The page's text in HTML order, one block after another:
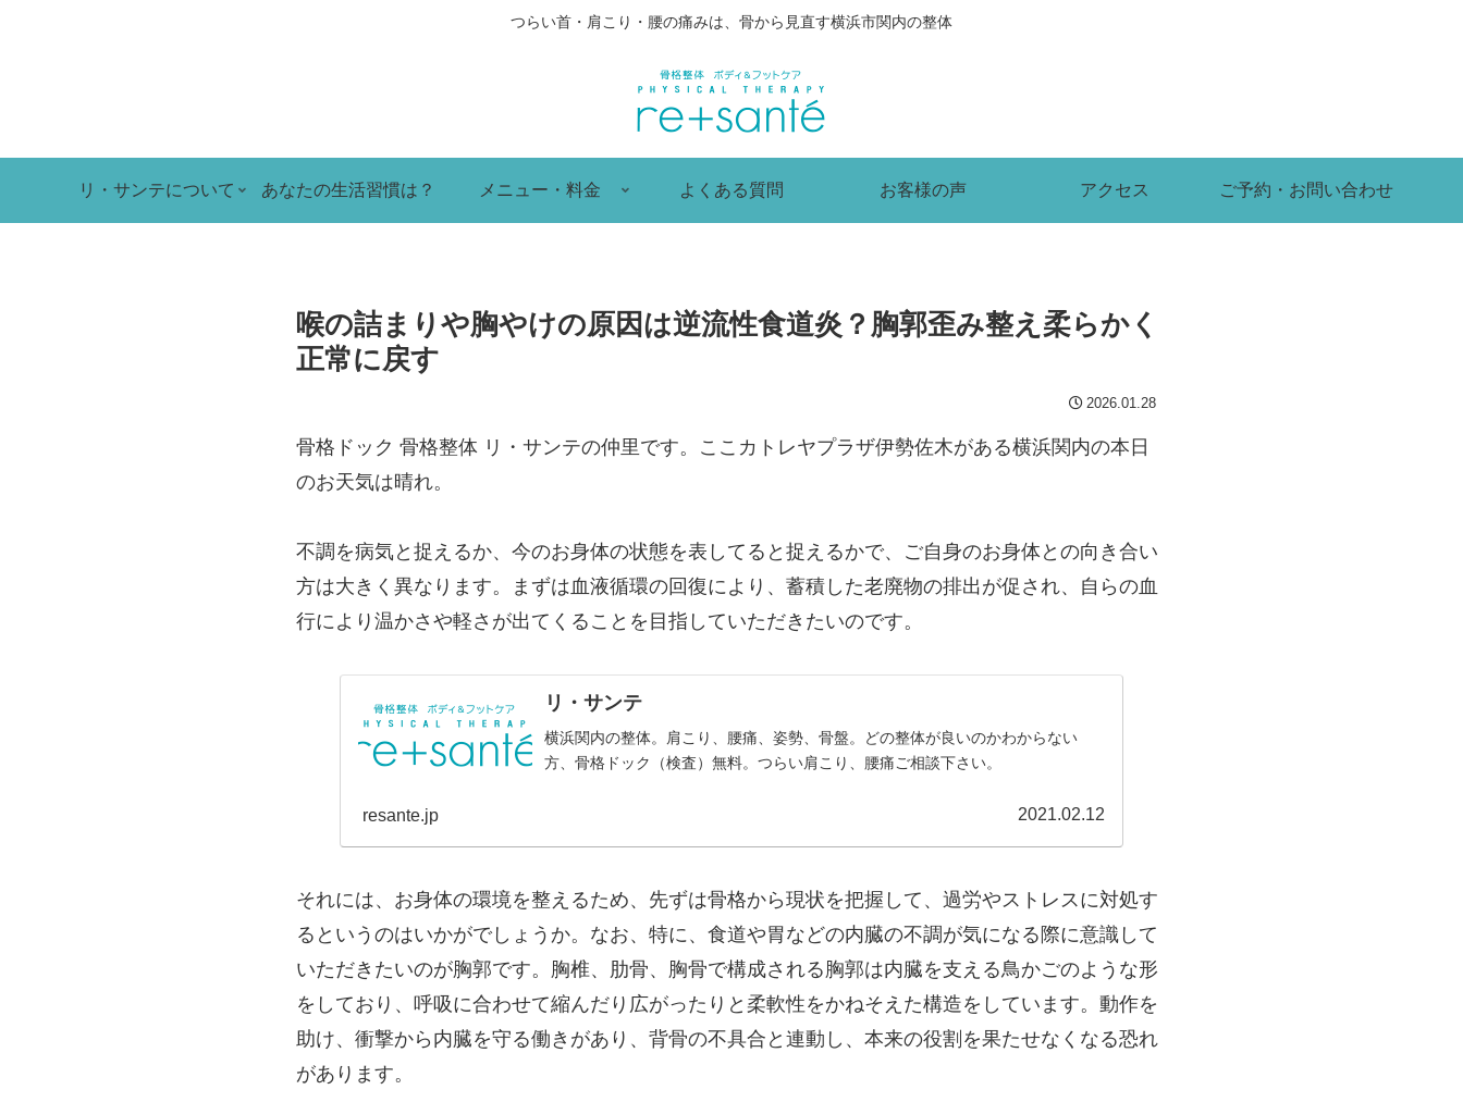
つらい首・肩こり・腰の痛みは、骨から見直す横浜市関内の整体
リ・サンテについて あなたの生活習慣は？ メニュー・料金 よくある質問 お客様の声 アクセス ご予約・お問い合わせ
喉の詰まりや胸やけの原因は逆流性食道炎？胸郭歪み整え柔らかく
正常に戻す
2026.01.28
骨格ドック 骨格整体 リ・サンテの仲里です。ここカトレヤプラザ伊勢佐木がある横浜関内の本日
のお天気は晴れ。
不調を病気と捉えるか、今のお身体の状態を表してると捉えるかで、ご自身のお身体との向き合い
方は大きく異なります。まずは血液循環の回復により、蓄積した老廃物の排出が促され、自らの血
行により温かさや軽さが出てくることを目指していただきたいのです。
リ・サンテ
横浜関内の整体。肩こり、腰痛、姿勢、骨盤。どの整体が良いのかわからない
方、骨格ドック（検査）無料。つらい肩こり、腰痛ご相談下さい。
resante.jp 2021.02.12
それには、お身体の環境を整えるため、先ずは骨格から現状を把握して、過労やストレスに対処す
るというのはいかがでしょうか。なお、特に、食道や胃などの内臓の不調が気になる際に意識して
いただきたいのが胸郭です。胸椎、肋骨、胸骨で構成される胸郭は内臓を支える鳥かごのような形
をしており、呼吸に合わせて縮んだり広がったりと柔軟性をかねそえた構造をしています。動作を
助け、衝撃から内臓を守る働きがあり、背骨の不具合と連動し、本来の役割を果たせなくなる恐れ
があります。